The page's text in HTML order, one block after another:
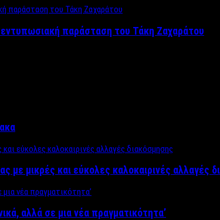
παράσταση του Τάκη Ζαχαράτου
με μικρές και εύκολες καλοκαιρινές αλλαγές
αλλά σε μια νέα πραγματικότητα’